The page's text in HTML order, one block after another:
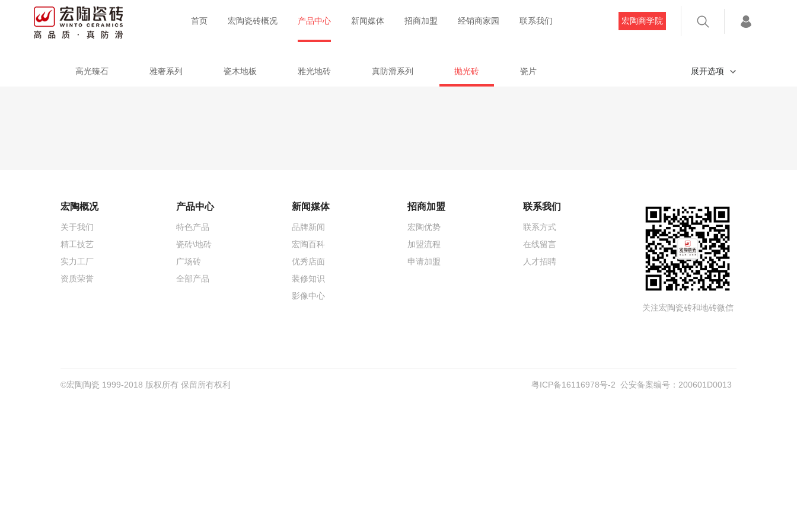
首页 宏陶瓷砖概况 产品中心 新闻媒体 招商加盟 经销商家园 联系我们 宏陶商学院
高光臻石 雅奢系列 瓷木地板 雅光地砖 真防滑系列 抛光砖 瓷片 展开选项
宏陶概况
关于我们
精工技艺
实力工厂
资质荣誉
产品中心
特色产品
瓷砖\地砖
广场砖
全部产品
新闻媒体
品牌新闻
宏陶百科
优秀店面
装修知识
影像中心
招商加盟
宏陶优势
加盟流程
申请加盟
联系我们
联系方式
在线留言
人才招聘
关注宏陶瓷砖和地砖微信
©宏陶陶瓷 1999-2018 版权所有 保留所有权利 粤ICP备16116978号-2 公安备案编号：200601D0013